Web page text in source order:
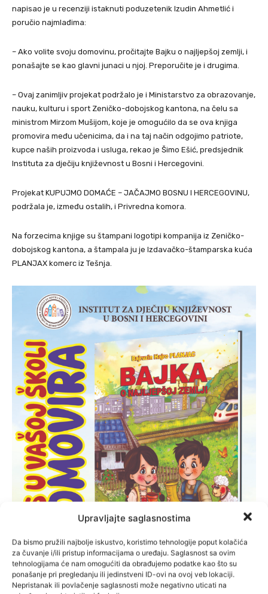
Upravljajte saglasnostima
Da bismo pružili najbolje iskustvo, koristimo tehnologije poput kolačića
za čuvanje i/ili pristup informacijama o uređaju. Saglasnost sa ovim
tehnologijama će nam omogućiti da obrađujemo podatke kao što su
ponašanje pri pregledanju ili jedinstveni ID-ovi na ovoj veb lokaciji.
Nepristanak ili povlačenje saglasnosti može negativno uticati na
napisao je u recenziji istaknuti poduzetenik Izudin Ahmetlić i
poručio najmlađima:
– Ako volite svoju domovinu, pročitajte Bajku o najljepšoj zemlji, i
ponašajte se kao glavni junaci u njoj. Preporučite je i drugima.
– Ovaj zanimljiv projekat podržalo je i Ministarstvo za obrazovanje,
nauku, kulturu i sport Zeničko-dobojskog kantona, na čelu sa
ministrom Mirzom Mušijom, koje je omogućilo da se ova knjiga
promovira među učenicima, da i na taj način odgojimo patriote,
kupce naših proizvoda i usluga, rekao je Šimo Ešić, predsjednik
Instituta za dječiju književnost u Bosni i Hercegovini.
Projekat KUPUJMO DOMAĆE – JAČAJMO BOSNU I HERCEGOVINU,
podržala je, između ostalih, i Privredna komora.
Na forzecima knjige su štampani logotipi kompanija iz Zeničko-
dobojskog kantona, a štampala ju je Izdavačko-štamparska kuća
PLANJAX komerc iz Tešnja.